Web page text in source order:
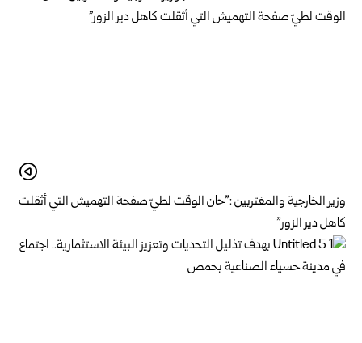
وزير الخارجية والمغتربين :”حان الوقت لطيّ صفحة التهميش التي أثقلت
كاهل دير الزور”